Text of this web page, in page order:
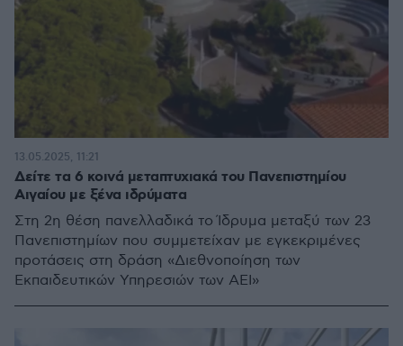
Δείτε τα 6 κοινά μεταπτυχιακά του Πανεπιστημίου
Αιγαίου με ξένα ιδρύματα
Στη 2η θέση πανελλαδικά το Ίδρυμα μεταξύ των 23
Πανεπιστημίων που συμμετείχαν με εγκεκριμένες
προτάσεις στη δράση «Διεθνοποίηση των
Εκπαιδευτικών Υπηρεσιών των ΑΕΙ»
13.05.2025, 11:21